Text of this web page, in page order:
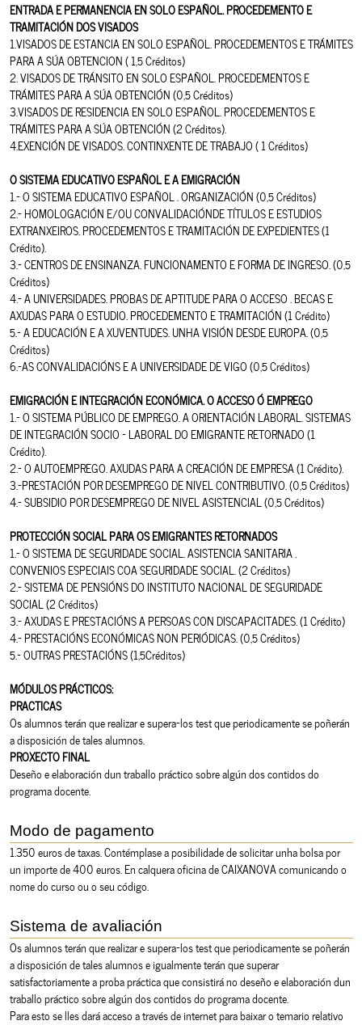
ENTRADA E PERMANENCIA EN SOLO ESPAÑOL. PROCEDEMENTO E
TRAMITACIÓN DOS VISADOS
1.VISADOS DE ESTANCIA EN SOLO ESPAÑOL. PROCEDEMENTOS E TRÁMITES
PARA A SÚA OBTENCION ( 1,5 Créditos)
2. VISADOS DE TRÁNSITO EN SOLO ESPAÑOL. PROCEDEMENTOS E
TRÁMITES PARA A SÚA OBTENCIÓN (0,5 Créditos)
3.VISADOS DE RESIDENCIA EN SOLO ESPAÑOL. PROCEDEMENTOS E
TRÁMITES PARA A SÚA OBTENCIÓN (2 Créditos).
4.EXENCIÓN DE VISADOS. CONTINXENTE DE TRABAJO ( 1 Créditos)
O SISTEMA EDUCATIVO ESPAÑOL E A EMIGRACIÓN
1.- O SISTEMA EDUCATIVO ESPAÑOL . ORGANIZACIÓN (0,5 Créditos)
2.- HOMOLOGACIÓN E/OU CONVALIDACIÓNDE TÍTULOS E ESTUDIOS
EXTRANXEIROS. PROCEDEMENTOS E TRAMITACIÓN DE EXPEDIENTES (1
Crédito).
3.- CENTROS DE ENSINANZA. FUNCIONAMENTO E FORMA DE INGRESO. (0,5
Créditos)
4.- A UNIVERSIDADES. PROBAS DE APTITUDE PARA O ACCESO . BECAS E
AXUDAS PARA O ESTUDIO. PROCEDEMENTO E TRAMITACIÓN (1 Crédito)
5.- A EDUCACIÓN E A XUVENTUDES. UNHA VISIÓN DESDE EUROPA. (0,5
Créditos)
6.-AS CONVALIDACIÓNS E A UNIVERSIDADE DE VIGO (0,5 Créditos)
EMIGRACIÓN E INTEGRACIÓN ECONÓMICA. O ACCESO Ó EMPREGO
1.- O SISTEMA PÚBLICO DE EMPREGO. A ORIENTACIÓN LABORAL. SISTEMAS
DE INTEGRACIÓN SOCIO – LABORAL DO EMIGRANTE RETORNADO (1
Crédito).
2.- O AUTOEMPREGO. AXUDAS PARA A CREACIÓN DE EMPRESA (1 Crédito).
3.-PRESTACIÓN POR DESEMPREGO DE NIVEL CONTRIBUTIVO. (0,5 Créditos)
4.- SUBSIDIO POR DESEMPREGO DE NIVEL ASISTENCIAL (0,5 Créditos)
PROTECCIÓN SOCIAL PARA OS EMIGRANTES RETORNADOS
1.- O SISTEMA DE SEGURIDADE SOCIAL. ASISTENCIA SANITARIA .
CONVENIOS ESPECIAIS COA SEGURIDADE SOCIAL. (2 Créditos)
2.- SISTEMA DE PENSIÓNS DO INSTITUTO NACIONAL DE SEGURIDADE
SOCIAL (2 Créditos)
3.- AXUDAS E PRESTACIÓNS A PERSOAS CON DISCAPACITADES. (1 Crédito)
4.- PRESTACIÓNS ECONÓMICAS NON PERIÓDICAS. (0,5 Créditos)
5.- OUTRAS PRESTACIÓNS (1,5Créditos)
MÓDULOS PRÁCTICOS:
PRACTICAS
Os alumnos terán que realizar e supera-los test que periodicamente se poñerán
a disposición de tales alumnos.
PROXECTO FINAL
Deseño e elaboración dun traballo práctico sobre algún dos contidos do
programa docente.
Modo de pagamento
1.350 euros de taxas. Contémplase a posibilidade de solicitar unha bolsa por
un importe de 400 euros. En calquera oficina de CAIXANOVA comunicando o
nome do curso ou o seu código.
Sistema de avaliación
Os alumnos terán que realizar e supera-los test que periodicamente se poñerán
a disposición de tales alumnos e igualmente terán que superar
satisfactoriamente a proba práctica que consistirá no deseño e elaboración dun
traballo práctico sobre algún dos contidos do programa docente.
Para esto se lles dará acceso a través de internet para baixar o temario relativo